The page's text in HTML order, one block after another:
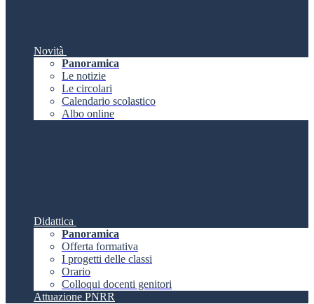
Novità
Panoramica
Le notizie
Le circolari
Calendario scolastico
Albo online
Didattica
Panoramica
Offerta formativa
I progetti delle classi
Orario
Colloqui docenti genitori
Attuazione PNRR